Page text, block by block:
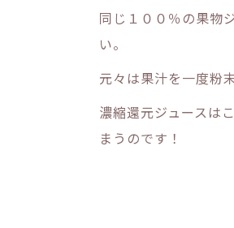
同じ１００％の果物
い。
元々は果汁を一度粉
濃縮還元ジュースは
まうのです！